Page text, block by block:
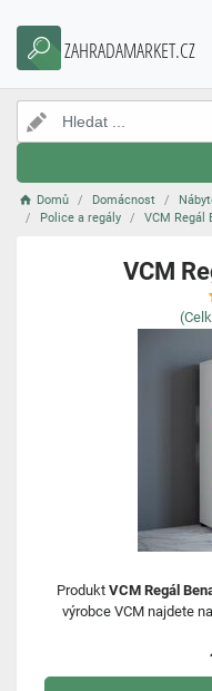
ZAHRADAMARKET.CZ
Domů Domácnost
Police a regály
VCM Regál
VCM
Produkt VCM Regál
výrobce VCM najdete